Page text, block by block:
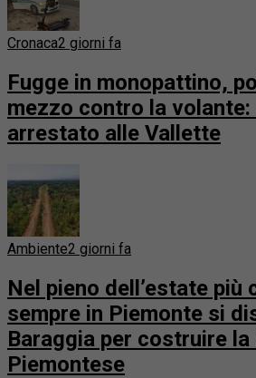
Cronaca2 giorni fa
Fugge in monopattino,
mezzo contro la
arrestato alle Vallette
Ambiente2 giorni fa
Nel pieno dell’estate più
sempre in Piemonte si
Baraggia per costruire
Piemontese